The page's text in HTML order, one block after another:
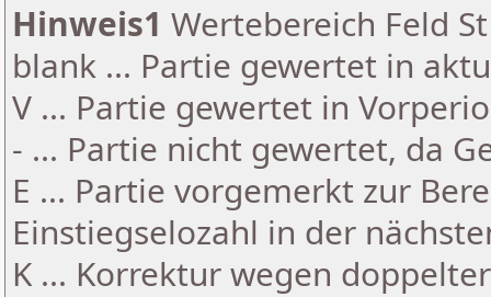
Hinweis1 Wertebereich Feld
blank ... Partie gewertet in
V ... Partie gewertet in
- ... Partie nicht gewertet, da
E ... Partie vorgemerkt zur
Einstiegselozahl in der
K ... Korrektur wegen